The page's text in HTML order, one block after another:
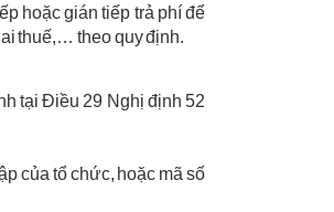
hoặc gián tiếp trả phí để
thuế,… theo quy định.
tại Điều 29 Nghị định 52
của tổ chức, hoặc mã số